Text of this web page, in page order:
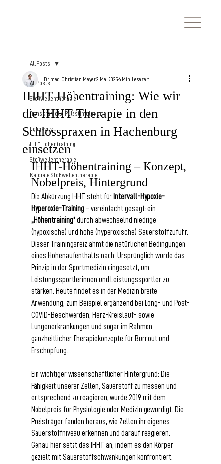
All Posts
Stoßwellentherapie
Transkranielle Pulsstimulation
Longevity
IHHT Höhentraining
Stoßwellentherapie
Kardiale Stoßwellentherapie
All Posts
IHHT Höhentraining: Wie wir
die IHHT Therapie in den
Schlosspraxen in Hachenburg
einsetzen
Dr. med. Christian Meyer2. Mai 20256 Min. Lesezeit
IHHT-Höhentraining – Konzept,
Nobelpreis, Hintergrund
Die Abkürzung IHHT steht für Intervall-Hypoxie-
Hyperoxie-Training – vereinfacht gesagt: ein
„Höhentraining“ durch abwechselnd niedrige
(hypoxische) und hohe (hyperoxische) Sauerstoffzufuhr.
Dieser Trainingsreiz ahmt die natürlichen Bedingungen
eines Höhenaufenthalts nach. Ursprünglich wurde das
Prinzip in der Sportmedizin eingesetzt, um
Leistungssportlerinnen und Leistungssportler zu
stärken. Heute findet es in der Medizin breite
Anwendung, zum Beispiel ergänzend bei Long- und Post-
COVID-Beschwerden, Herz-Kreislauf- sowie
Lungenerkrankungen und sogar im Rahmen
ganzheitlicher Therapiekonzepte für Burnout und
Erschöpfung.
Ein wichtiger wissenschaftlicher Hintergrund: Die
Fähigkeit unserer Zellen, Sauerstoff zu messen und
entsprechend zu reagieren, wurde 2019 mit dem
Nobelpreis für Physiologie oder Medizin gewürdigt. Die
Preisträger fanden heraus, wie Zellen ihr eigenes
Sauerstoffniveau erkennen und darauf reagieren.
Genau hier setzt das IHHT an, indem es den Körper
gezielt mit Sauerstoffschwankungen konfrontiert.